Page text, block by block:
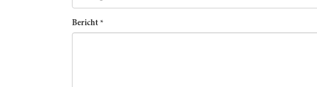
Bericht *